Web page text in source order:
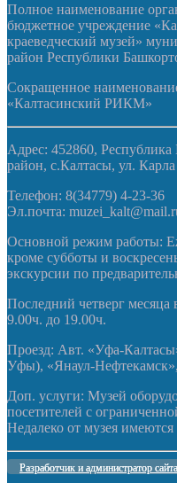
Полное наименование
бюджетное учреждение
краеведческий музей»
район Республики
Сокращенное
«Калтасинский РИКМ»
Адрес: 452860,
район, с.Калтасы, ул.
Телефон: 8(34779) 4-23-36
Эл.почта:
Основной режим работы:
кроме субботы и
экскурсии по
Последний четверг месяца
9.00ч. до 19.00ч.
Проезд: Авт. «Уфа-
Уфы), «Янаул-
Доп. услуги: Музей
посетителей с
Недалеко от музея
Разработчик и администратор сайта